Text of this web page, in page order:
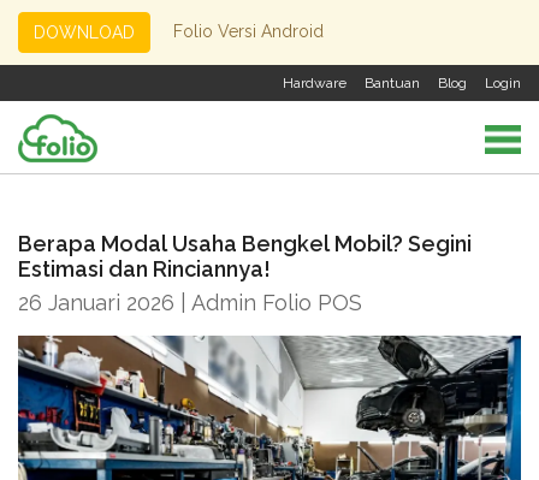
DOWNLOAD Folio Versi Android
Login
Blog
Bantuan
Hardware
Berapa Modal Usaha Bengkel Mobil? Segini
Estimasi dan Rinciannya!
26 Januari 2026 | Admin Folio POS